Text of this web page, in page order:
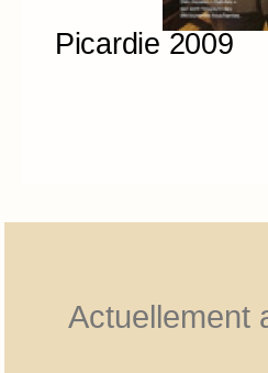
Picardie 2009
Actuellement